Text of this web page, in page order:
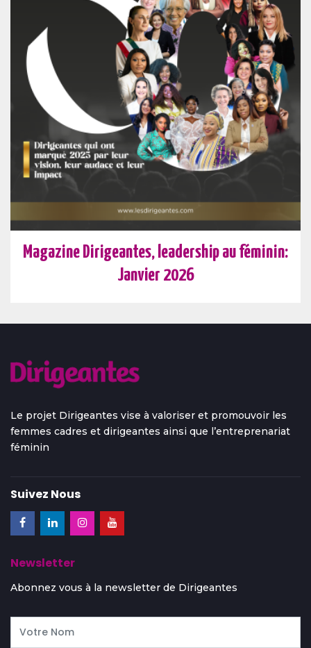
Magazine Dirigeantes, leadership au féminin:
Janvier 2026
Le projet Dirigeantes vise à valoriser et promouvoir les
femmes cadres et dirigeantes ainsi que l’entreprenariat
féminin
Suivez Nous
Newsletter
Abonnez vous à la newsletter de Dirigeantes